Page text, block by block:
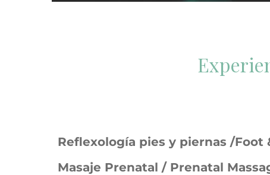
Reflexología pies y piernas /Foot
Masaje Prenatal / Prenatal